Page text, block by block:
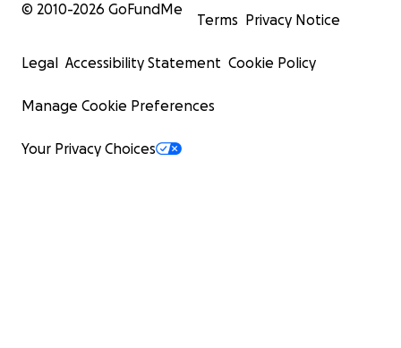
© 2010-2026 GoFundMe
Terms Privacy Notice
Legal Accessibility Statement Cookie Policy
Manage Cookie Preferences
Your Privacy Choices